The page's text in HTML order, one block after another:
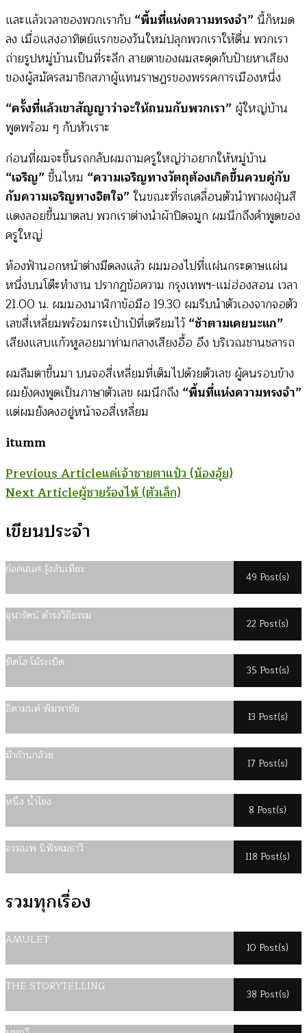
และแล้วเวลาของพวกเรากับ “พื้นที่แห่งความทรงจำ”นี้ก็หมด
ลง เมื่อแสงอาทิตย์แรกของวันใหม่ปลุกพวกเราให้ตื่น พวกเรา
ถ่ายรูปหมู่บ้านเป็นที่ระลึก สายตาของผมสะดุดกับป้ายหาเสียง
ของผู้สมัครสมาชิกสภาผู้แทนราษฎรของพรรคการเมืองหนึ่ง
“ครั้งที่แล้วเขาสัญญาว่าจะให้ถนนกับพวกเรา” ผู้ใหญ่บ้าน
พูดพร้อม ๆ กับหัวเราะ
ก่อนที่ผมจะขึ้นรถกลับผมถามครูใหญ่ว่าอยากให้หมู่บ้าน
“เจริญ”ขึ้นไหม “ความเจริญทางวัตถุต้องเกิดขึ้นควบคู่กับ
กับความเจริญทางจิตใจ”ในขณะที่รถเคลื่อนตัวนำพาผงฝุ่นสี
แดงลอยขึ้นมาตลบ พวกเราต่างนำผ้าปิดจมูก ผมนึกถึงคำพูดของ
ครูใหญ่
ท้องฟ้านอกหน้าต่างมืดลงแล้ว ผมมองไปที่แผ่นกระดาษแผ่น
หนึ่งบนโต๊ะทำงาน ปรากฏข้อความ กรุงเทพฯ-แม่ฮ่องสอน เวลา
21.00 น. ผมมองนาฬิกาข้อมือ 19.30 ผมรีบนำตัวเองจากจอตัว
เลขสื่เหลี่ยมพร้อมกระเป๋าเป้ที่เตรียมไว้“ช้าตามเคยนะแก”
เสียงแสบแก้วหูลอยมาท่ามกลางเสียงอื้อ อึง บริเวณชานชลารถ
ผมลืมตาขึ้นมา บนจอสี่เหลี่ยมที่เต็มไปด้วยตัวเลข ผู้คนรอบข้าง
ผมยังคงพูดเป็นภาษาตัวเลข ผมนึกถึง “พื้นที่แห่งความทรงจำ”
แต่ผมยังคงอยู่หน้าจอสี่เหลี่ยม
itumm
Post
Navigation
Previous Articleแด่เจ้าชายตาแป๋ว (น้องอุ้ย)
Next Articleผู้ชายร้องไห้ (ตัวเล็ก)
เขียนประจำ
ก่อคเณศ รุ้งสันเทียะ
49 Post(s)
จุฬารัตน์ ดำรงวิถีธรรม
22 Post(s)
ทิดโส โม้ระเบิด
35 Post(s)
ธิดามนต์ พิมพาชัย
13 Post(s)
ม้าก้านกล้วย
17 Post(s)
หนึ่ง น้ำโขง
8 Post(s)
อรรณพ นิพิทเมธาวี
118 Post(s)
รวมทุกเรื่อง
AMULET
10 Post(s)
THE STORYTELLING
38 Post(s)